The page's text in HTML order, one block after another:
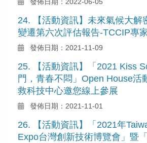
24. 【活動資訊】未來氣候大解
變遷第六次評估報告-TCCIP專
發佈日期：2021-11-09
25. 【活動資訊】「2021 Kiss
門，青春不悶」Open House活
救科技中心邀您線上參展
發佈日期：2021-11-01
26. 【活動資訊】「2021年
Expo台灣創新技術博覽會」暨